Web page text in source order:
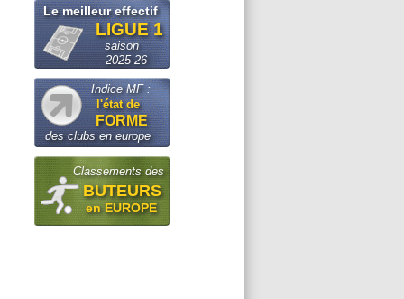
Le meilleur effectif
LIGUE 1
saison
2025-26
Indice MF :
l'état de
FORME
des clubs en europe
Classements des
BUTEURS
en EUROPE